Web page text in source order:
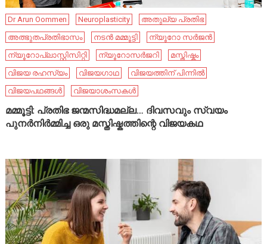
Dr Arun Oommen Neuroplasticity
അതുല്യ പ്രതിഭ
അത്ഭുതപ്രതിഭാസം
നടൻ മമ്മൂട്ടി
ന്യൂറോ സർജൻ
ന്യൂറോപ്ലാസ്റ്റിസിറ്റി
ന്യൂറോസർജറി
മസ്തിഷ്കം
വിജയ രഹസ്യം
വിജയഗാഥ
വിജയത്തിന് പിന്നിൽ
വിജയപഥങ്ങൾ
വിജയാശംസകൾ
മമ്മൂട്ടി: പ്രതിഭ ജന്മസിദ്ധമല്ല… ദിവസവും സ്വയം
പുനർനിർമ്മിച്ച ഒരു മസ്തിഷ്കത്തിന്റെ വിജയകഥ